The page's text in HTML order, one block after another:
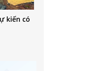
kiến có